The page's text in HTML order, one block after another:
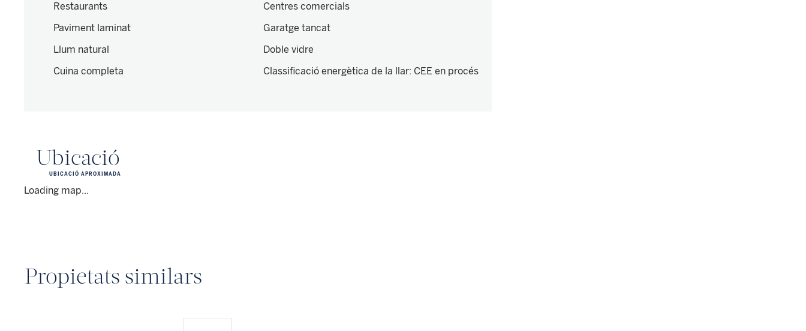
Restaurants
Centres comercials
Paviment laminat
Garatge tancat
Llum natural
Doble vidre
Cuina completa
Classificació energètica de la llar: CEE en procés
Ubicació
Loading map...
UBICACIÓ APROXIMADA
Propietats similars